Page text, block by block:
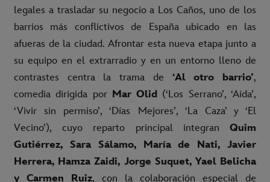
legales a trasladar su negocio a Los Caños, uno de los
barrios más conflictivos de España ubicado en las
afueras de la ciudad. Afrontar esta nueva etapa junto a
su equipo en el extrarradio y en un entorno lleno de
contrastes centra la trama de ‘Al otro barrio’,
comedia dirigida por Mar Olid (‘Los Serrano’, ‘Aída’,
‘Vivir sin permiso’, ‘Días Mejores’, ‘La Caza’ y ‘El
Vecino’), cuyo reparto principal integran Quim
Gutiérrez, Sara Sálamo, María de Nati, Javier
Herrera, Hamza Zaidi, Jorge Suquet, Yael Belicha
y Carmen Ruiz, con la colaboración especial de